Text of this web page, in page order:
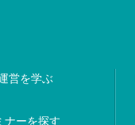
営を学ぶ
ナーを探す